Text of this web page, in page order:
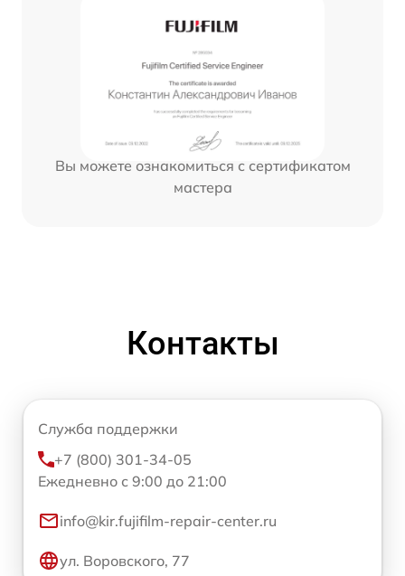
Вы можете ознакомиться с сертификатом
мастера
Контакты
Служба поддержки
+7 (800) 301-34-05
Ежедневно с 9:00 до 21:00
info@kir.fujifilm-repair-center.ru
ул. Воровского, 77